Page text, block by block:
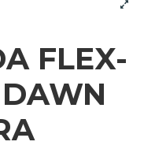
FLEX-